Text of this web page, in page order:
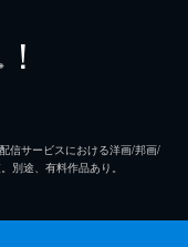
！
信サービスにおける洋画/邦画/
別途、有料作品あり。